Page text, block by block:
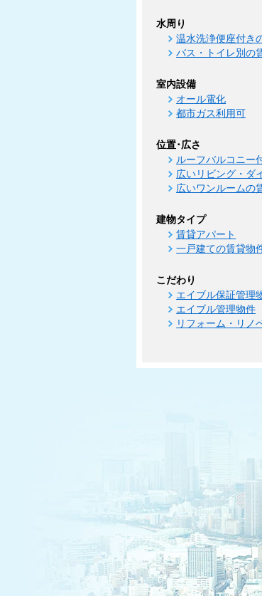
水周り
温水洗浄便座付き
バス・トイレ別の
室内設備
オール電化
都市ガス利用可
位置･広さ
ルーフバルコニー
広いリビング・ダ
広いワンルームの
建物タイプ
賃貸アパート
一戸建ての賃貸物
こだわり
エイブル保証管理
エイブル管理物件
リフォーム・リノ